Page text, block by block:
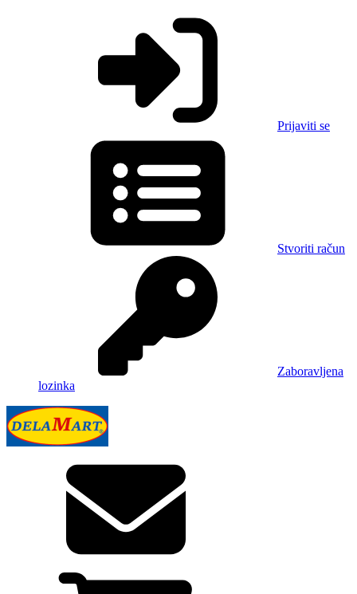
Prijaviti se
Stvoriti račun
Zaboravljena
lozinka